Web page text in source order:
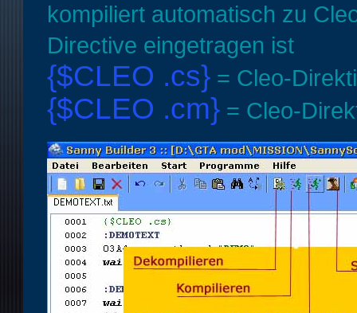
kompiliert automatisch zu
Directive eingetragen ist
{$CLEO .cs} = Cleo-
{$CLEO .cm} = Cleo-